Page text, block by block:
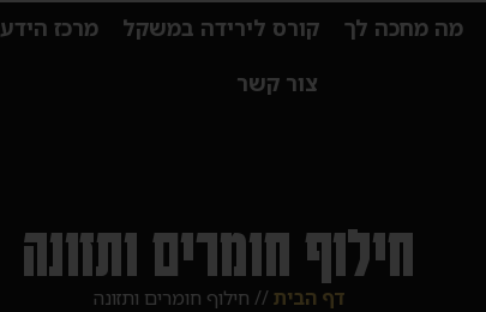
מה מחכה לך קורס לירידה במשקל מרכז הידע
צור קשר
חילוף חומרים ותזונה
דף הבית// חילוף חומרים ותזונה